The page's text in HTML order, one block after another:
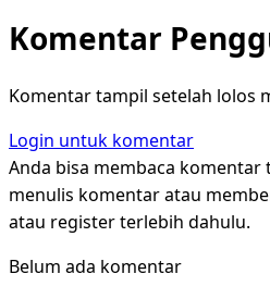
Komentar
Komentar tampil setelah lolos
Login untuk komentar
Anda bisa membaca
menulis komentar atau
atau register terlebih dahulu.
Belum ada komentar